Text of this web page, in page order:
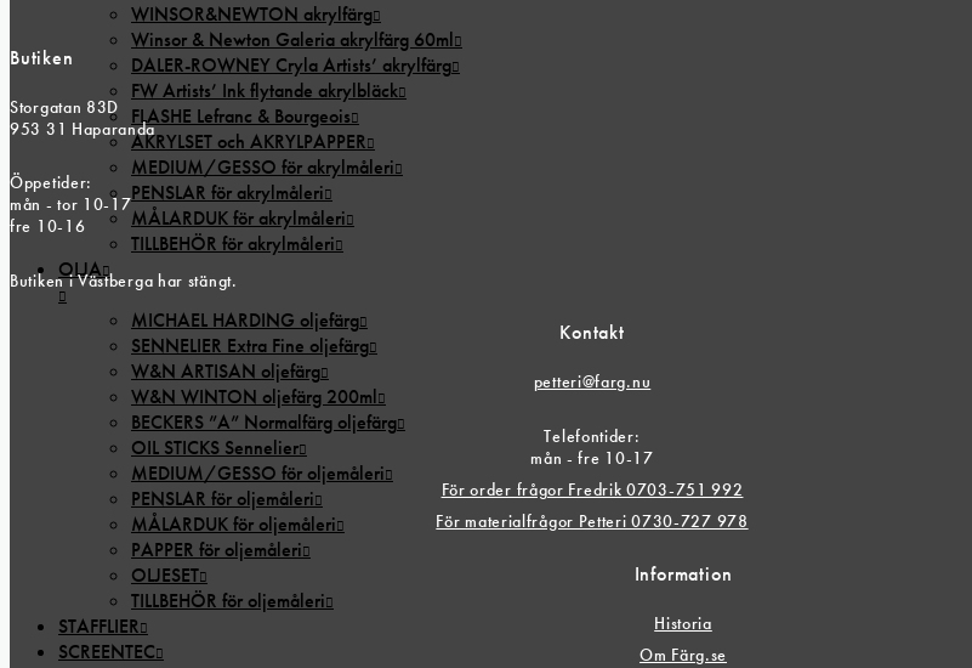
WINSOR&NEWTON akrylfärg
Winsor & Newton Galeria akrylfärg 60ml
DALER-ROWNEY Cryla Artists’ akrylfärg
FW Artists’ Ink flytande akrylbläck
FLASHE Lefranc & Bourgeois
AKRYLSET och AKRYLPAPPER
MEDIUM/GESSO för akrylmåleri
PENSLAR för akrylmåleri
MÅLARDUK för akrylmåleri
TILLBEHÖR för akrylmåleri
OLJA
MICHAEL HARDING oljefärg
SENNELIER Extra Fine oljefärg
W&N ARTISAN oljefärg
W&N WINTON oljefärg 200ml
BECKERS ”A” Normalfärg oljefärg
OIL STICKS Sennelier
MEDIUM/GESSO för oljemåleri
PENSLAR för oljemåleri
MÅLARDUK för oljemåleri
PAPPER för oljemåleri
OLJESET
TILLBEHÖR för oljemåleri
STAFFLIER
SCREENTEC
Butiken
Storgatan 83D
953 31 Haparanda
Öppetider:
mån - tor 10-17
fre 10-16
Butiken i Västberga har stängt.
Kontakt
petteri@farg.nu
Telefontider:
mån - fre 10-17
För order frågor Fredrik 0703-751 992
För materialfrågor Petteri 0730-727 978
Information
Historia
Om Färg.se